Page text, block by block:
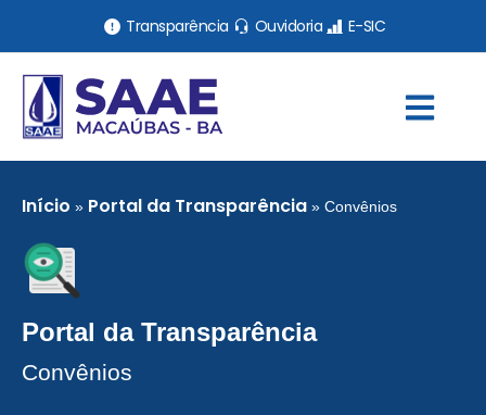
Transparência Ouvidoria E-SIC
Início » Portal da Transparência » Convênios
Portal da Transparência
Convênios